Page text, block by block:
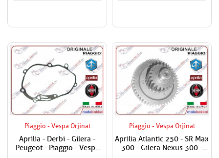
Piaggio - Vespa Orjinal
Aprilia - Derbi - Gilera -
Peugeot - Piaggio - Vespa
Piaggio - Vespa Orjinal
Aprilia Atlantic 250 - SR Max
300 - Gilera Nexus 300 -